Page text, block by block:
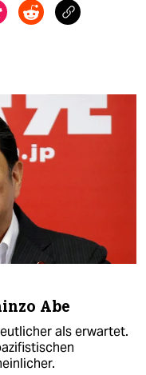
Abe
als erwartet.